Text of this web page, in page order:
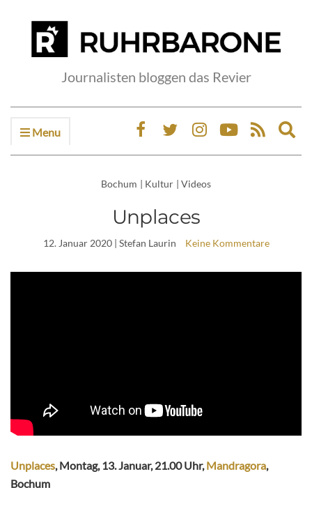
Journalisten bloggen das Revier
Menu
Bochum | Kultur | Videos
Unplaces
12. Januar 2020| Stefan Laurin Keine Kommentare
Unplaces, Montag, 13. Januar, 21.00 Uhr,Mandragora,
Bochum